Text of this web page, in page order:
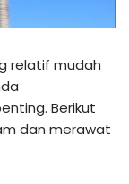
relatif mudah
Berikut
dan merawat